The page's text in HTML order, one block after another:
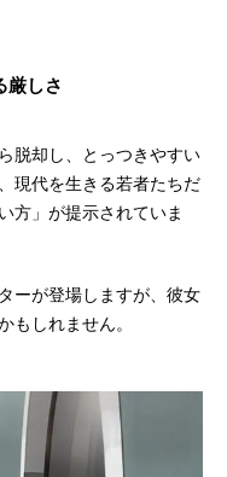
厳しさ
脱却し、とっつきやすい
現代を生きる若者たちだ
方」が提示されていま
ーが登場しますが、彼女
もしれません。